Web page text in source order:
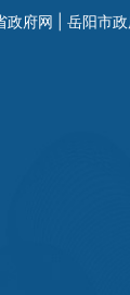
政府网 岳阳市